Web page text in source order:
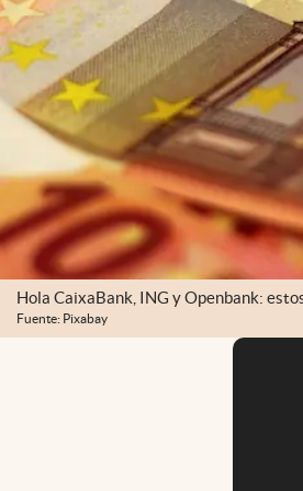
Hola CaixaBank, ING y Openbank:
Fuente: Pixabay